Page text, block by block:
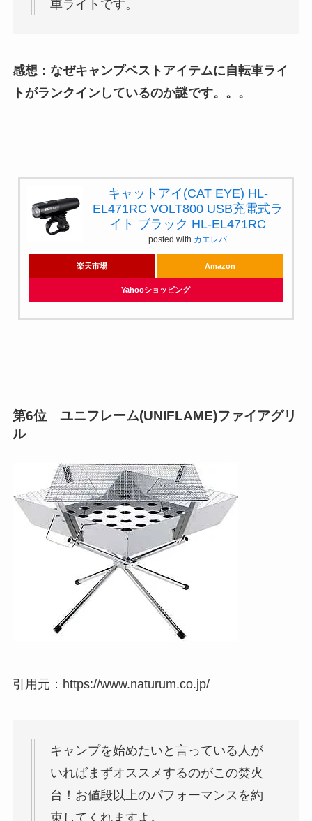
車ライトです。
感想：なぜキャンプベストアイテムに自転車ライ
トがランクインしているのか謎です。。。
キャットアイ(CAT EYE) HL-
EL471RC VOLT800 USB充電式ラ
イト ブラック HL-EL471RC
posted with カエレバ
楽天市場 Amazon
Yahooショッピング
第6位 ユニフレーム(UNIFLAME)ファイアグリ
ル
引用元：https://www.naturum.co.jp/
キャンプを始めたいと言っている人が
いればまずオススメするのがこの焚火
台！お値段以上のパフォーマンスを約
束してくれますよ。